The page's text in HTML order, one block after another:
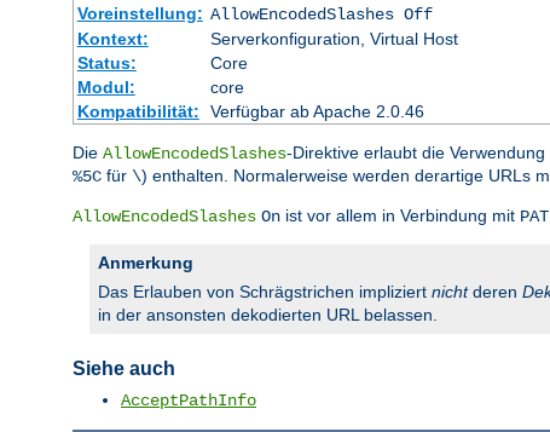
Voreinstellung: AllowEncodedSlashes Off
Kontext:
Serverkonfiguration, Virtual Host
Status:
Core
Modul:
core
Kompatibilität:
Verfügbar ab Apache 2.0.46
Die AllowEncodedSlashes-Direktive erlaubt die
%5C für \) enthalten. Normalerweise werden derartige URLs
AllowEncodedSlashes On ist vor allem in Verbindung mit
Anmerkung
Das Erlauben von Schrägstrichen impliziert nichtderen
in der ansonsten dekodierten URL belassen.
Siehe auch
AcceptPathInfo